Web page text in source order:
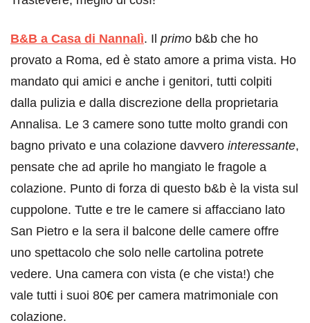
B&B a Casa di Nannalì. Il primo b&b che ho
provato a Roma, ed è stato amore a prima vista. Ho
mandato qui amici e anche i genitori, tutti colpiti
dalla pulizia e dalla discrezione della proprietaria
Annalisa. Le 3 camere sono tutte molto grandi con
bagno privato e una colazione davvero interessante,
pensate che ad aprile ho mangiato le fragole a
colazione. Punto di forza di questo b&b è la vista sul
cuppolone. Tutte e tre le camere si affacciano lato
San Pietro e la sera il balcone delle camere offre
uno spettacolo che solo nelle cartolina potrete
vedere. Una camera con vista (e che vista!) che
vale tutti i suoi 80€ per camera matrimoniale con
colazione.